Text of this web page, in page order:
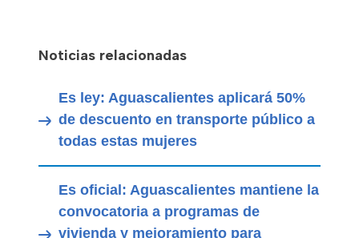
Noticias relacionadas
Es ley: Aguascalientes aplicará 50%
de descuento en transporte público a
todas estas mujeres
Es oficial: Aguascalientes mantiene la
convocatoria a programas de
vivienda y mejoramiento para